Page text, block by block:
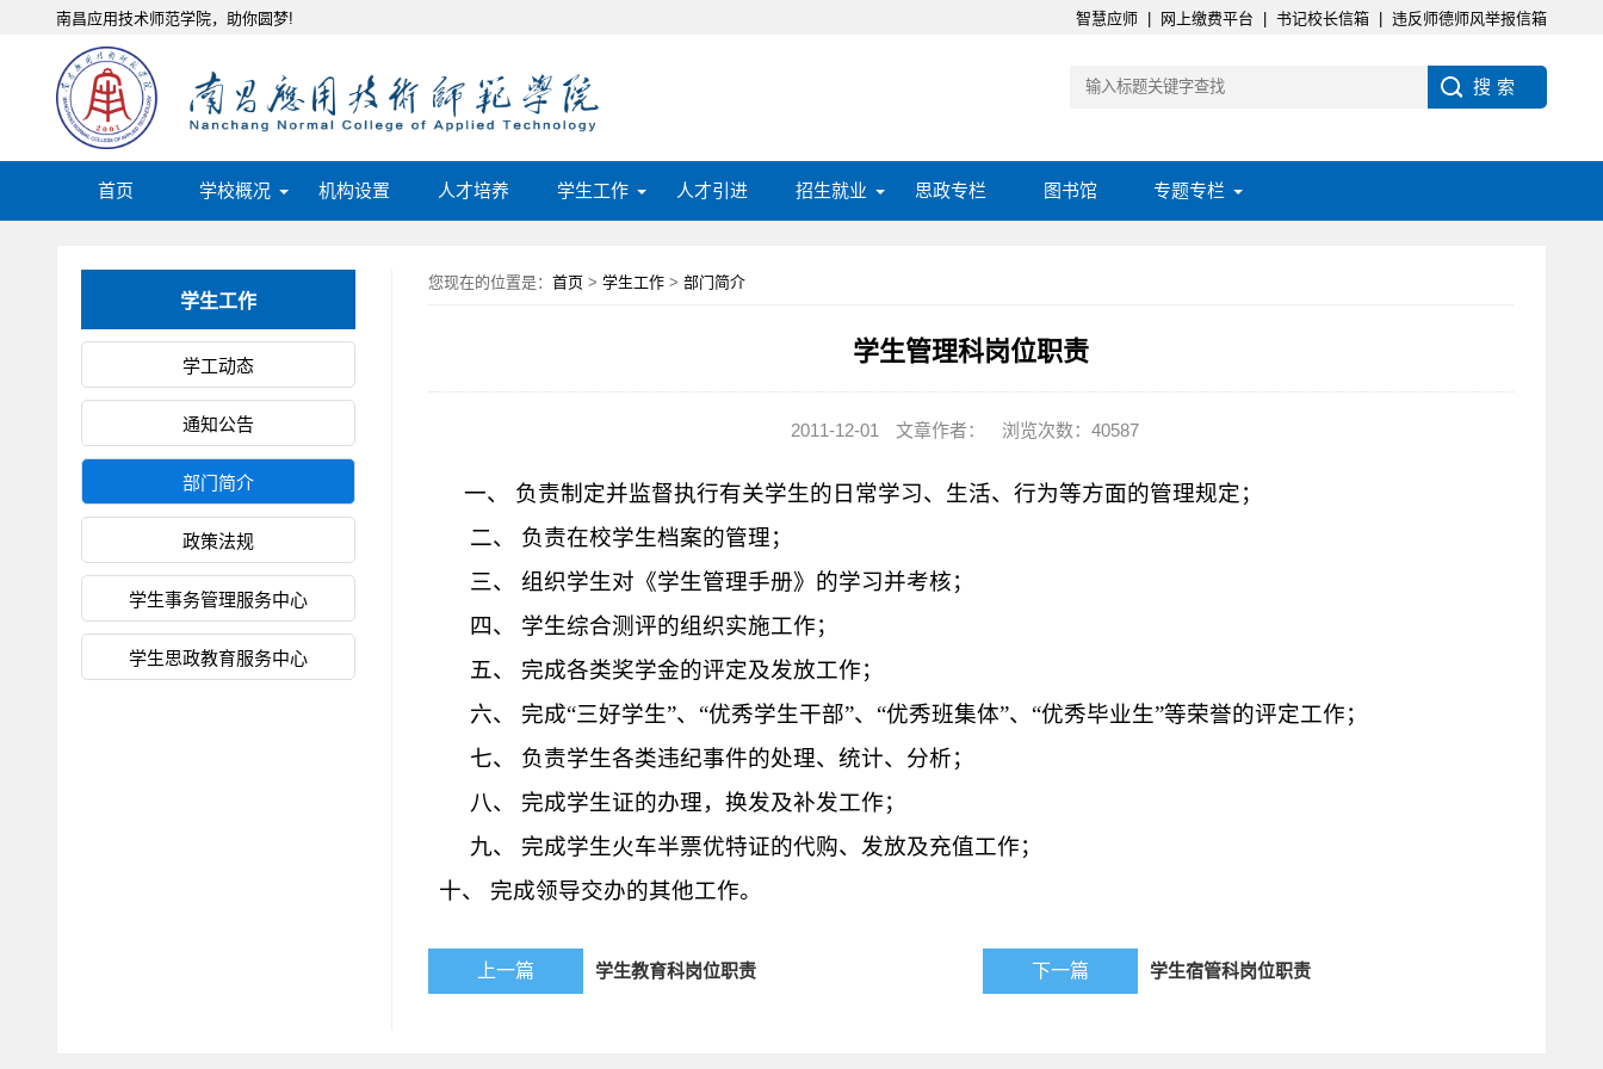
南昌应用技术师范学院，助你圆梦! 智慧应师 网上缴费平台 书记校长信箱 违反师德师风举报信箱
首页 学校概况 机构设置 人才培养 学生工作 人才引进 招生就业 思政专栏 图书馆 专题专栏
学生工作
学工动态
通知公告
部门简介
政策法规
学生事务管理服务中心
学生思政教育服务中心
您现在的位置是： 首页 > 学生工作 > 部门简介
学生管理科岗位职责
2011-12-01 文章作者： 浏览次数：40587
一、 负责制定并监督执行有关学生的日常学习、生活、行为等方面的管理规定；
二、 负责在校学生档案的管理；
三、 组织学生对《学生管理手册》的学习并考核；
四、 学生综合测评的组织实施工作；
五、 完成各类奖学金的评定及发放工作；
六、 完成“三好学生”、“优秀学生干部”、“优秀班集体”、“优秀毕业生”等荣誉的评定工作；
七、 负责学生各类违纪事件的处理、统计、分析；
八、 完成学生证的办理，换发及补发工作；
九、 完成学生火车半票优特证的代购、发放及充值工作；
十、 完成领导交办的其他工作。
上一篇 学生教育科岗位职责 下一篇 学生宿管科岗位职责